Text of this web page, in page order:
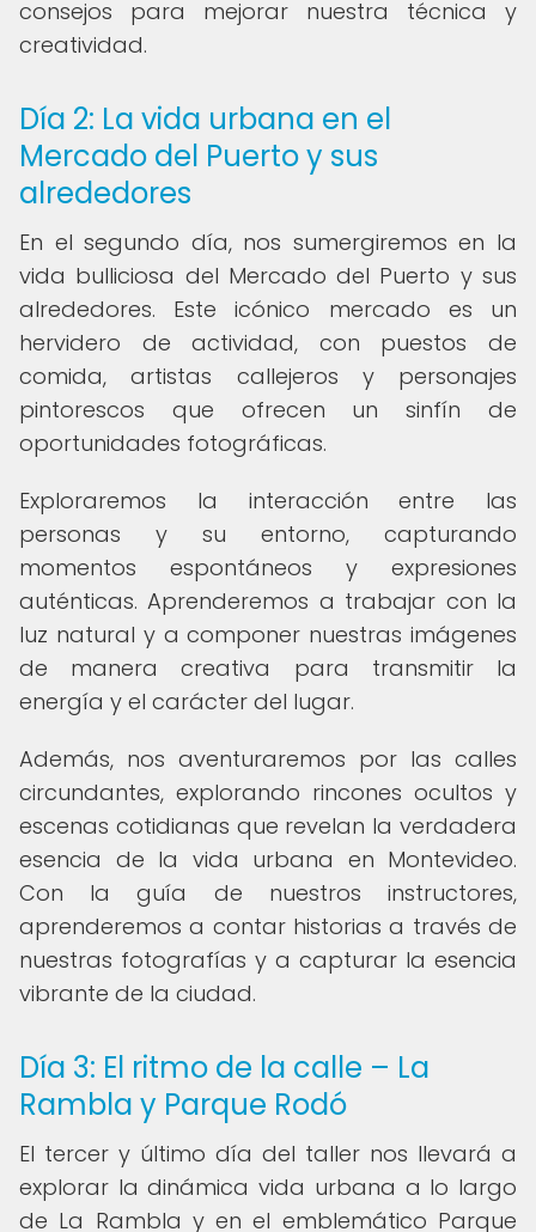
consejos para mejorar nuestra técnica y
creatividad.
Día 2: La vida urbana en el
Mercado del Puerto y sus
alrededores
En el segundo día, nos sumergiremos en la
vida bulliciosa del Mercado del Puerto y sus
alrededores. Este icónico mercado es un
hervidero de actividad, con puestos de
comida, artistas callejeros y personajes
pintorescos que ofrecen un sinfín de
oportunidades fotográficas.
Exploraremos la interacción entre las
personas y su entorno, capturando
momentos espontáneos y expresiones
auténticas. Aprenderemos a trabajar con la
luz natural y a componer nuestras imágenes
de manera creativa para transmitir la
energía y el carácter del lugar.
Además, nos aventuraremos por las calles
circundantes, explorando rincones ocultos y
escenas cotidianas que revelan la verdadera
esencia de la vida urbana en Montevideo.
Con la guía de nuestros instructores,
aprenderemos a contar historias a través de
nuestras fotografías y a capturar la esencia
vibrante de la ciudad.
Día 3: El ritmo de la calle – La
Rambla y Parque Rodó
El tercer y último día del taller nos llevará a
explorar la dinámica vida urbana a lo largo
de La Rambla y en el emblemático Parque